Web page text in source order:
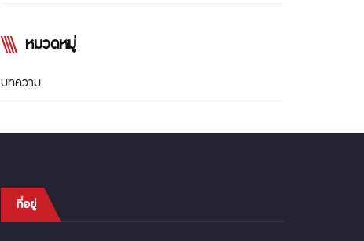
หมวดหมู่
บทความ
ที่อยู่